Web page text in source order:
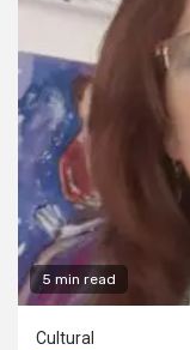
5 min read
Cultural